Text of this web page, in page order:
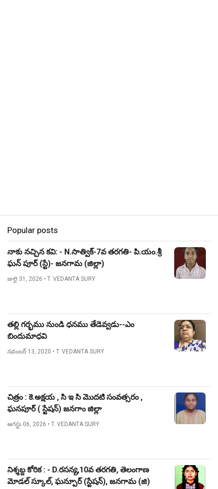
Popular posts
నాకు నచ్చిన కవి: - N.సాత్విక్-7వ తరగతి- పి.యం.శ్రీ
ఘన్ పూర్ (స్టే)- జనగామ (జిల్లా)
జులై 31, 2026 • T. VEDANTA SURY
తల్లి గర్భము నుండి ధనము తేడెవ్వడు--ఎం
బిందుమాధవి
నవంబర్ 13, 2020 • T. VEDANTA SURY
చిత్రం : కె.అక్షయ , సి ఇ సి మొదటి సంవత్సరం ,
ఘనపూర్ ( స్టేషన్) జనగాం జిల్లా
ఆగస్టు 06, 2026 • T. VEDANTA SURY
నిశ్శబ్ద కోరిక : - D.రసన్య,10వ తరగతి, తెలంగాణ
మోడల్ స్కూల్, ఘన్పూర్ (స్టేషన్), జనగామ (జి)